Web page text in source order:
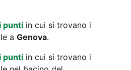
punti in cui si trovano i
a Genova.
punti in cui si trovano i